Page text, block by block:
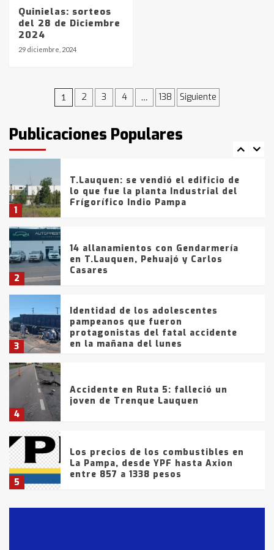
Quinielas: sorteos
del 28 de Diciembre
2024
29 diciembre, 2024
Navegación
de
entradas
1 2 3 4 … 138 Siguiente
Publicaciones Populares
5
Blanca anticipa que Agosto vendrá
T.Lauquen: tres jóvenes que
fueron detenidos por
comercialización de drogas en la
tarde del sábado
1
T.Lauquen: se vendió el edificio de
lo que fue la planta Industrial del
Frígorífico Indio Pampa
2
14 allanamientos con Gendarmería
en T.Lauquen, Pehuajó y Carlos
Casares
3
Identidad de los adolescentes
pampeanos que fueron
protagonistas del fatal accidente
en la mañana del lunes
4
Accidente en Ruta 5: falleció un
joven de Trenque Lauquen
5
Los precios de los combustibles en
La Pampa, desde YPF hasta Axion
entre 857 a 1338 pesos